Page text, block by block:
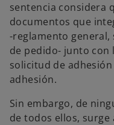
sentencia considera
documentos que
-reglamento
de pedido- junto con
solicitud de
adhesión.
Sin embargo, de
de todos ellos,